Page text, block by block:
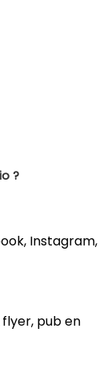
?
Instagram,
pub en